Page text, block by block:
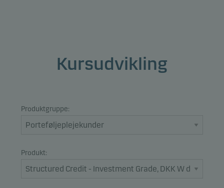
Kursudvikling
Produktgruppe:
Produkt: